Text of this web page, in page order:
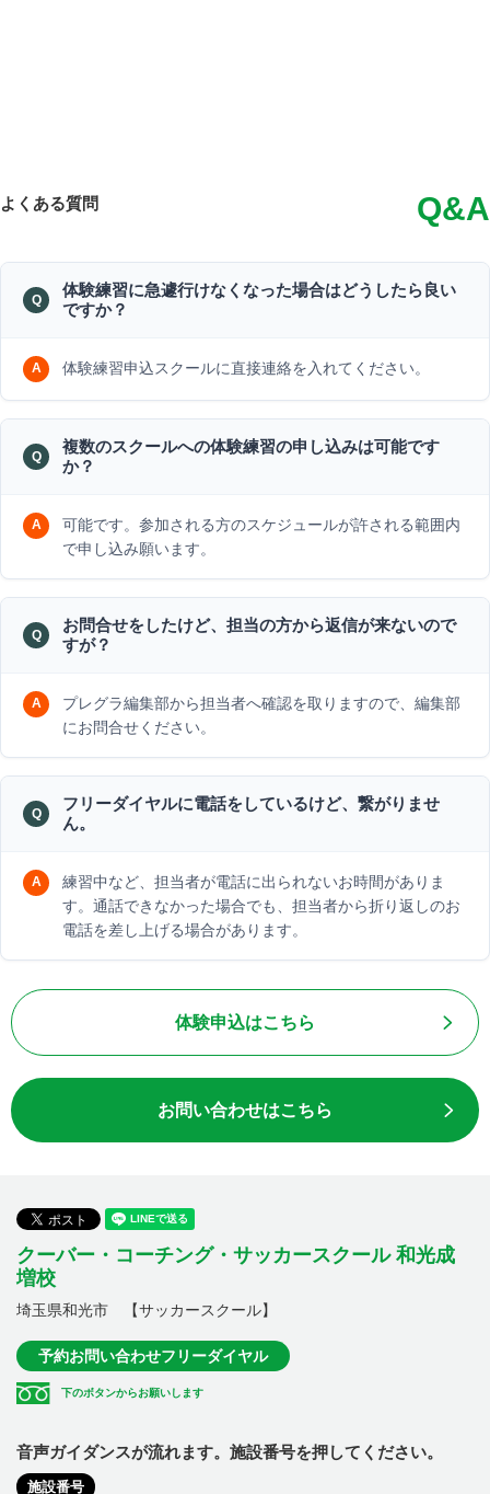
よくある質問 Q&A
体験練習に急遽行けなくなった場合はどうしたら良い
ですか？
体験練習申込スクールに直接連絡を入れてください。
複数のスクールへの体験練習の申し込みは可能です
か？
可能です。参加される方のスケジュールが許される範囲内
で申し込み願います。
お問合せをしたけど、担当の方から返信が来ないので
すが？
プレグラ編集部から担当者へ確認を取りますので、編集部
にお問合せください。
フリーダイヤルに電話をしているけど、繋がりませ
ん。
練習中など、担当者が電話に出られないお時間がありま
す。通話できなかった場合でも、担当者から折り返しのお
電話を差し上げる場合があります。
体験申込はこちら
お問い合わせはこちら
クーバー・コーチング・サッカースクール 和光成
増校
埼玉県和光市 【サッカースクール】
予約お問い合わせフリーダイヤル
下のボタンからお願いします
音声ガイダンスが流れます。施設番号を押してください。
施設番号